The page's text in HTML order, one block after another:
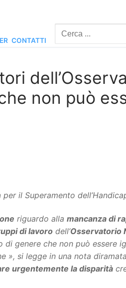
CONTATTI
Cerca:
non può
il Superamento
riguardo alla mancanza di
di lavoro dell’Osservatorio
di genere che non può essere
», si legge in una nota
urgentemente la disparità